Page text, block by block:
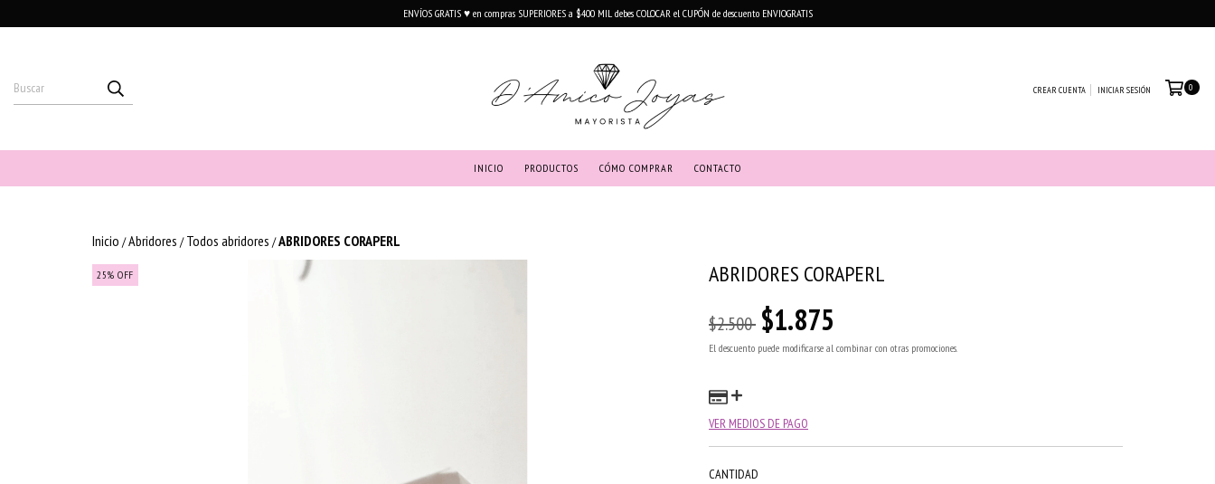
ENVÍOS GRATIS ♥ en compras SUPERIORES a $400 MIL debes COLOCAR el CUPÓN de descuento ENVIOGRATIS
CREAR CUENTA INICIAR SESIÓN 0
INICIO PRODUCTOS CÓMO COMPRAR CONTACTO
Inicio /Abridores / Todos abridores /ABRIDORES CORAPERL
25% OFF ABRIDORES CORAPERL
$2.500 $1.875
El descuento puede modificarse al combinar con otras promociones.
VER MEDIOS DE PAGO
CANTIDAD